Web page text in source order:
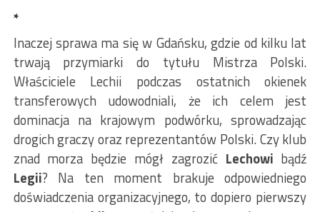
*
Inaczej sprawa ma się w Gdańsku, gdzie od kilku lat
trwają przymiarki do tytułu Mistrza Polski.
Właściciele Lechii podczas ostatnich okienek
transferowych udowodniali, że ich celem jest
dominacja na krajowym podwórku, sprowadzając
drogich graczy oraz reprezentantów Polski. Czy klub
znad morza będzie mógł zagrozić Lechowi bądź
Legii? Na ten moment brakuje odpowiedniego
doświadczenia organizacyjnego, to dopiero pierwszy